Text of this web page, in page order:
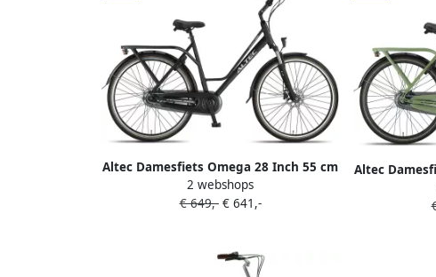
Altec Damesfiets Omega 28 Inch 55 cm
Dames 7V Hydraulische schijfrem
Matzwart
2 webshops
€ 649,-€ 641,-
Altec
Dames